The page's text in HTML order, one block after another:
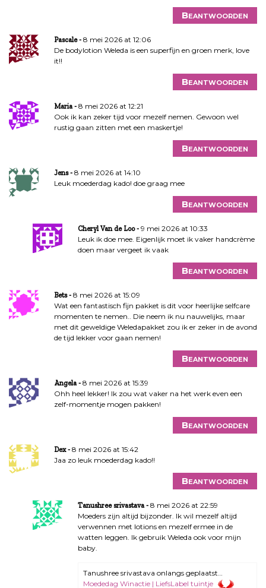
Beantwoorden
Pascale
8 mei 2026 at 12:06
De bodylotion Weleda is een superfijn en groen merk, love
it!!
Beantwoorden
Maria
8 mei 2026 at 12:21
Ook ik kan zeker tijd voor mezelf nemen. Gewoon wel
rustig gaan zitten met een maskertje!
Beantwoorden
Jens
8 mei 2026 at 14:10
Leuk moederdag kado! doe graag mee
Beantwoorden
Cheryl Van de Loo
9 mei 2026 at 10:33
Leuk ik doe mee. Eigenlijk moet ik vaker handcrème
doen maar vergeet ik vaak
Beantwoorden
Bets
8 mei 2026 at 15:09
Wat een fantastisch fijn pakket is dit voor heerlijke selfcare
momenten te nemen.. Die neem ik nu nauwelijks, maar
met dit geweldige Weledapakket zou ik er zeker in de avond
de tijd lekker voor gaan nemen!
Beantwoorden
Angela
8 mei 2026 at 15:39
Ohh heel lekker! Ik zou wat vaker na het werk even een
zelf-momentje mogen pakken!
Beantwoorden
Dex
8 mei 2026 at 15:42
Jaa zo leuk moederdag kado!!
Beantwoorden
Tanushree srivastava
8 mei 2026 at 22:59
Moeders zijn altijd bijzonder. Ik wil mezelf altijd
verwennen met lotions en mezelf ermee in de
watten leggen. Ik gebruik Weleda ook voor mijn
baby.
Tanushree srivastava onlangs geplaatst…
Moededag Winactie | LiefsLabel tuintje